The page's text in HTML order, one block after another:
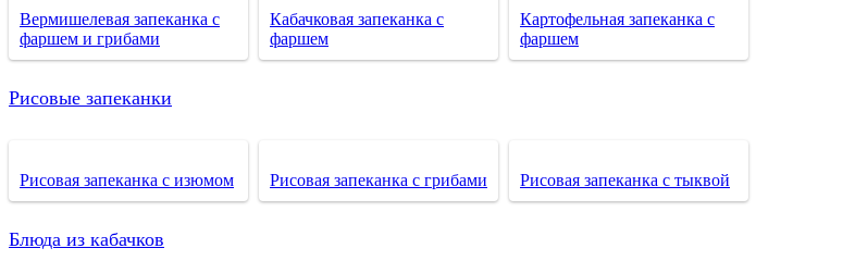
Вермишелевая запеканка с
фаршем и грибами
Кабачковая запеканка с
фаршем
Картофельная запеканка с
фаршем
Рисовые запеканки
Рисовая запеканка с изюмом Рисовая запеканка с грибами Рисовая запеканка с тыквой
Блюда из кабачков